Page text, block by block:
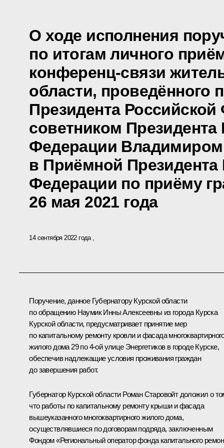
О ходе исполнения
по итогам личного
конференц-связи
области, проведённого
Президента
советником Президента
Федерации
в Приёмной Президента
Федерации по приёму
26 мая 2021 года
14 сентября 2022 года
Поручение, данное Губернатору Курской области
по обращению Наумик Инны Алексеевны из города Курска
Курской области, предусматривает принятие мер
по капитальному ремонту кровли и фасада
жилого дома 29 по 4-ой улице Энергетиков в городе Курске,
обеспечив надлежащие условия проживания граждан
до завершения работ.
Губернатор Курской области Роман Старовойт доложил о
что работы по капитальному ремонту крыши и фасада
вышеуказанного многоквартирного жилого дома,
осуществлявшиеся по договорам подряда, заключенным
Фондом «Региональный оператор фонда капитального